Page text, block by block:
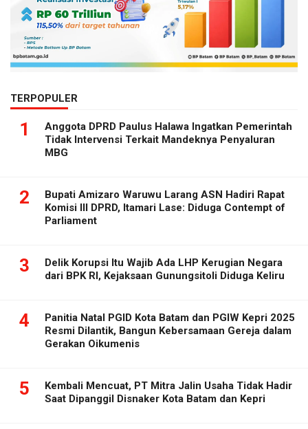
TERPOPULER
1
Anggota DPRD Paulus Halawa Ingatkan Pemerintah
Tidak Intervensi Terkait Mandeknya Penyaluran
MBG
2
Bupati Amizaro Waruwu Larang ASN Hadiri Rapat
Komisi III DPRD, Itamari Lase: Diduga Contempt of
Parliament
3
Delik Korupsi Itu Wajib Ada LHP Kerugian Negara
dari BPK RI, Kejaksaan Gunungsitoli Diduga Keliru
4
Panitia Natal PGID Kota Batam dan PGIW Kepri 2025
Resmi Dilantik, Bangun Kebersamaan Gereja dalam
Gerakan Oikumenis
5
Kembali Mencuat, PT Mitra Jalin Usaha Tidak Hadir
Saat Dipanggil Disnaker Kota Batam dan Kepri